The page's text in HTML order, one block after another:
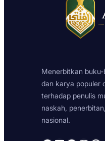
Menerbitkan
dan karya populer
terhadap penulis
naskah,
nasional.